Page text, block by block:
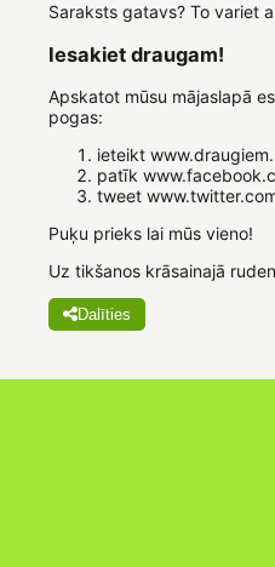
Saraksts gatavs? To variet
Iesakiet draugam!
Apskatot mūsu mājaslapā
pogas:
ieteikt
patīk
tweet
Puķu prieks lai mūs vieno!
Uz tikšanos krāsainajā
Dalīties